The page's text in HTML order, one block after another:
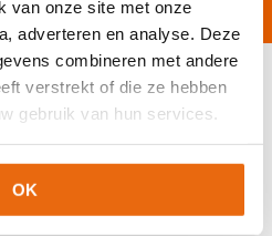
van onze site met onze
adverteren en analyse. Deze
combineren met andere
verstrekt of die ze hebben
gebruik van hun services.
OK
€60,- Op werkdagen
vragen (FAQ)
account
bestelling